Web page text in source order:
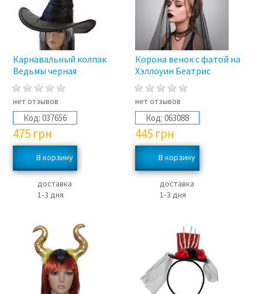
Карнавальный колпак
Ведьмы черная
нет отзывов
Код: 037656
475 грн
доставка
1‑3 дня
Корона венок с фатой на
Хэллоуин Беатрис
нет отзывов
Код: 063088
445 грн
доставка
1‑3 дня